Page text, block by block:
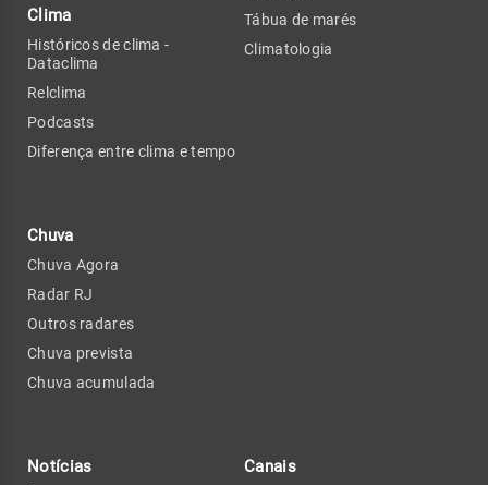
Clima
Históricos de clima -
Dataclima
Relclima
Podcasts
Diferença entre clima e tempo
Chuva
Chuva Agora
Radar RJ
Outros radares
Chuva prevista
Chuva acumulada
Tábua de marés
Climatologia
Notícias Canais